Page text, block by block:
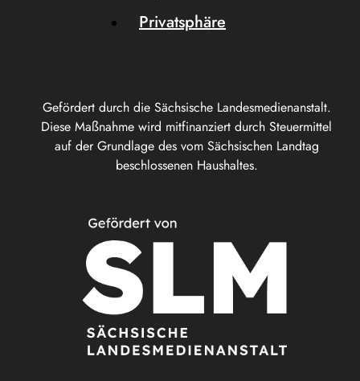
Gefördert durch die Sächsische Landesmedienanstalt.
Diese Maßnahme wird mitfinanziert durch Steuermittel
auf der Grundlage des vom Sächsischen Landtag
beschlossenen Haushaltes.
Privatsphäre